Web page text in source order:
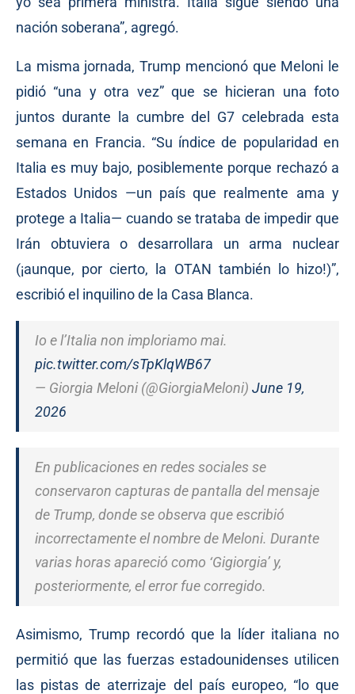
nación soberana”, agregó.
La misma jornada, Trump mencionó que Meloni le
pidió “una y otra vez” que se hicieran una foto
juntos durante la cumbre del G7 celebrada esta
semana en Francia. “Su índice de popularidad en
Italia es muy bajo, posiblemente porque rechazó a
Estados Unidos —un país que realmente ama y
protege a Italia— cuando se trataba de impedir que
Irán obtuviera o desarrollara un arma nuclear
(¡aunque, por cierto, la OTAN también lo hizo!)”,
escribió el inquilino de la Casa Blanca.
Io e l’Italia non imploriamo mai.
pic.twitter.com/sTpKlqWB67
— Giorgia Meloni (@GiorgiaMeloni) June 19,
2026
En publicaciones en redes sociales se
conservaron capturas de pantalla del mensaje
de Trump, donde se observa que escribió
incorrectamente el nombre de Meloni. Durante
varias horas apareció como ‘Gigiorgia’ y,
posteriormente, el error fue corregido.
Asimismo, Trump recordó que la líder italiana no
permitió que las fuerzas estadounidenses utilicen
las pistas de aterrizaje del país europeo, “lo que